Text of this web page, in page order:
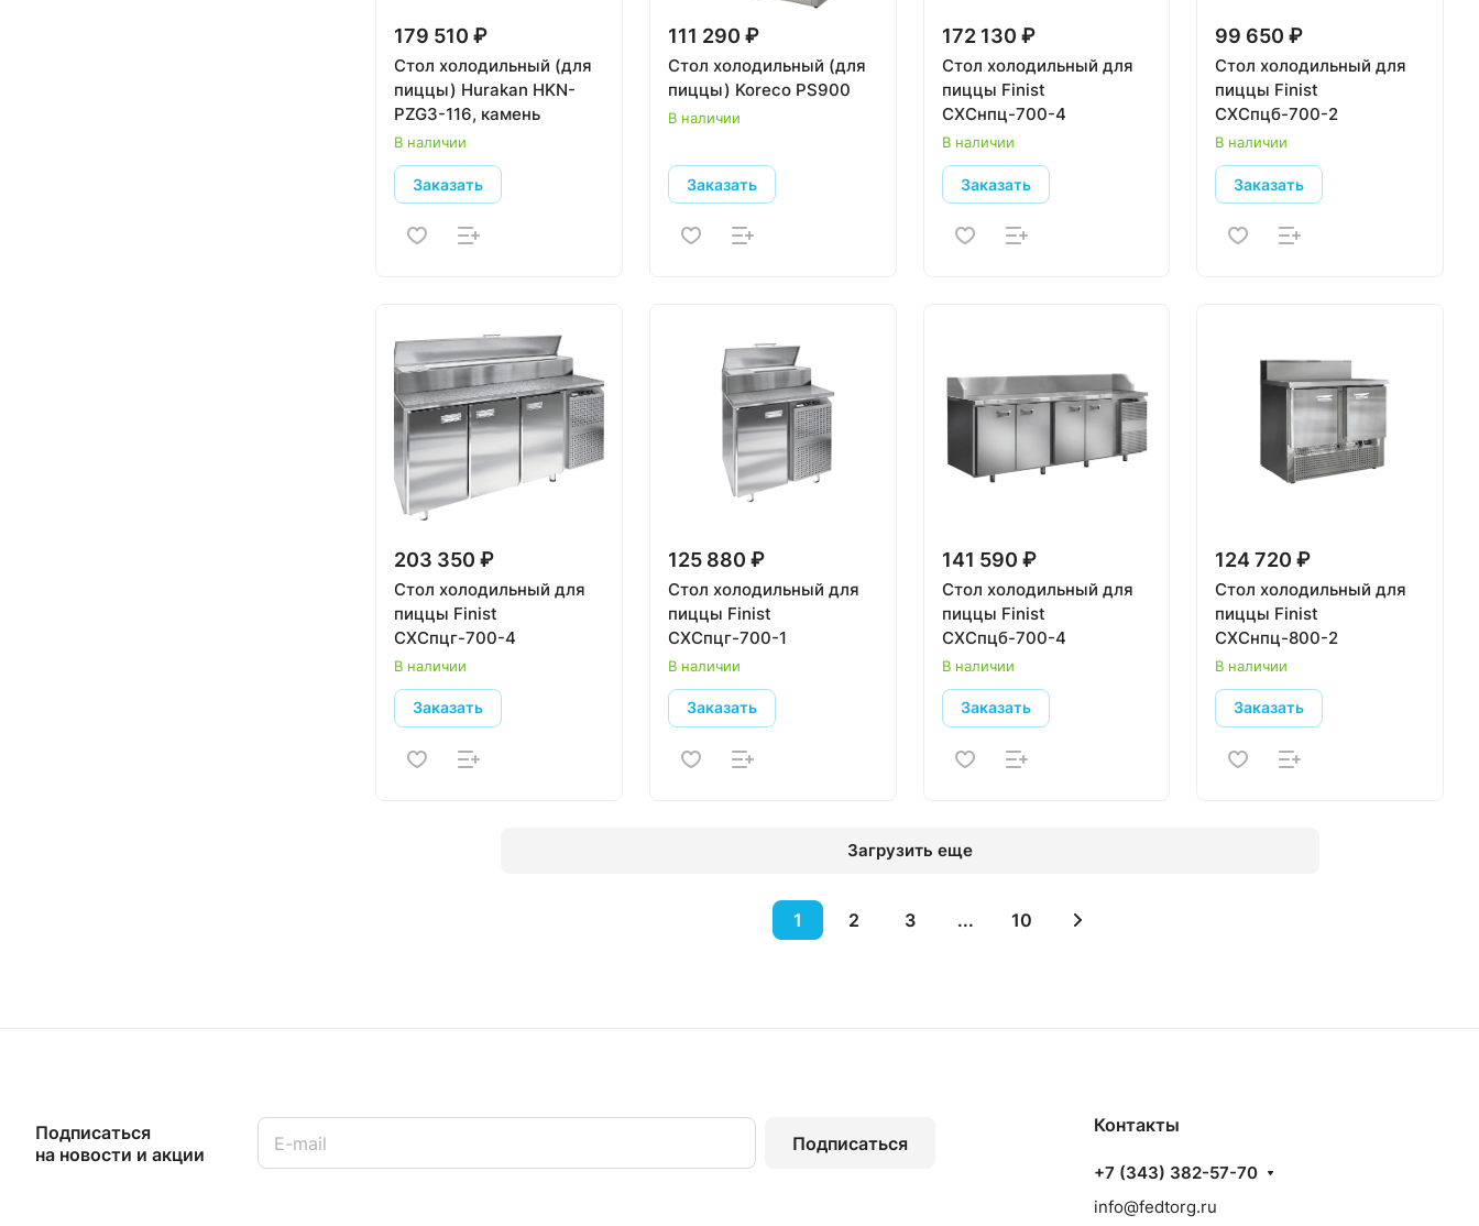
179 510 ₽
Стол холодильный (для
пиццы) Hurakan HKN-
PZG3-116, камень
В наличии
Заказать
111 290 ₽
Стол холодильный (для
пиццы) Koreco PS900
В наличии
Заказать
172 130 ₽
Стол холодильный для
пиццы Finist
СХСнпц-700-4
В наличии
Заказать
99 650 ₽
Стол холодильный для
пиццы Finist
СХСпцб-700-2
В наличии
Заказать
203 350 ₽
Стол холодильный для
пиццы Finist
СХСпцг-700-4
В наличии
Заказать
125 880 ₽
Стол холодильный для
пиццы Finist
СХСпцг-700-1
В наличии
Заказать
141 590 ₽
Стол холодильный для
пиццы Finist
СХСпцб-700-4
В наличии
Заказать
124 720 ₽
Стол холодильный для
пиццы Finist
СХСнпц-800-2
В наличии
Заказать
Загрузить еще
1 2 3 ... 10
Подписаться
на новости и акции
Подписаться
Контакты
+7 (343) 382-57-70
info@fedtorg.ru